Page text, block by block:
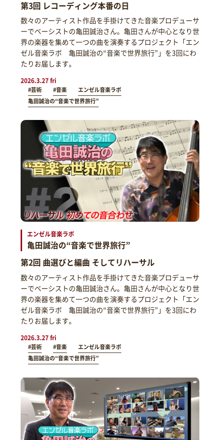
第3回 レコーディング本番の日
数々のアーティスト作品を手掛けてきた音楽プロデューサ
ーでベーシストの亀田誠治さん。亀田さんが中心となり世
界の楽器を集めて一つの曲を演奏するプロジェクト「エン
ゼル音楽ラボ 亀田誠治の“音楽で世界旅行”」を3回にわ
たりお届します。
2026.3.27 fri
#芸術 #音楽
エンゼル音楽ラボ
亀田誠治の“音楽で世界旅行”
エンゼル音楽ラボ
亀田誠治の“音楽で世界旅行”
第2回 曲選びと編曲 そしてリハーサル
数々のアーティスト作品を手掛けてきた音楽プロデューサ
ーでベーシストの亀田誠治さん。亀田さんが中心となり世
界の楽器を集めて一つの曲を演奏するプロジェクト「エン
ゼル音楽ラボ 亀田誠治の“音楽で世界旅行”」を3回にわ
たりお届します。
2026.3.27 fri
#芸術 #音楽
エンゼル音楽ラボ
亀田誠治の“音楽で世界旅行”